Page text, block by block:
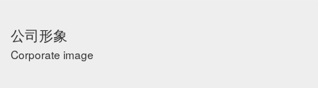
公司形象
Corporate image